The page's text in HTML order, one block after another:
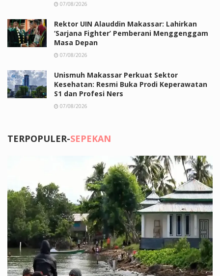
07/08/2026
Rektor UIN Alauddin Makassar: Lahirkan
‘Sarjana Fighter’ Pemberani Menggenggam
Masa Depan
07/08/2026
Unismuh Makassar Perkuat Sektor
Kesehatan: Resmi Buka Prodi Keperawatan
S1 dan Profesi Ners
07/08/2026
TERPOPULER-SEPEKAN